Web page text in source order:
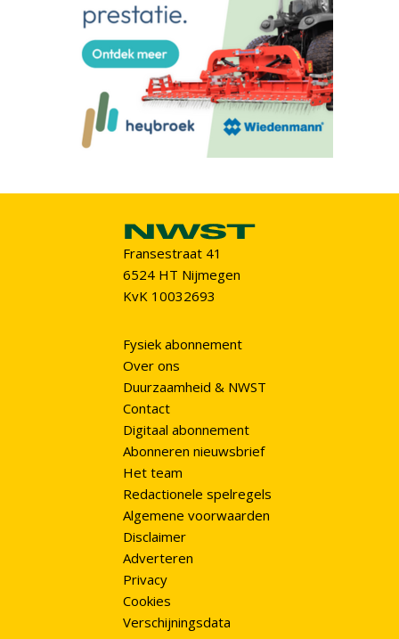
Fransestraat 41
6524 HT Nijmegen
KvK 10032693
Fysiek abonnement
Over ons
Duurzaamheid & NWST
Contact
Digitaal abonnement
Abonneren nieuwsbrief
Het team
Redactionele spelregels
Algemene voorwaarden
Disclaimer
Adverteren
Privacy
Cookies
Verschijningsdata